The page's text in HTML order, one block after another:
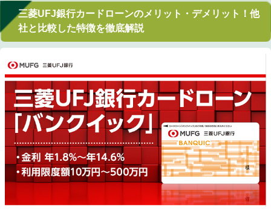
三菱UFJ銀行カードローンのメリット・デメリット！他
社と比較した特徴を徹底解説